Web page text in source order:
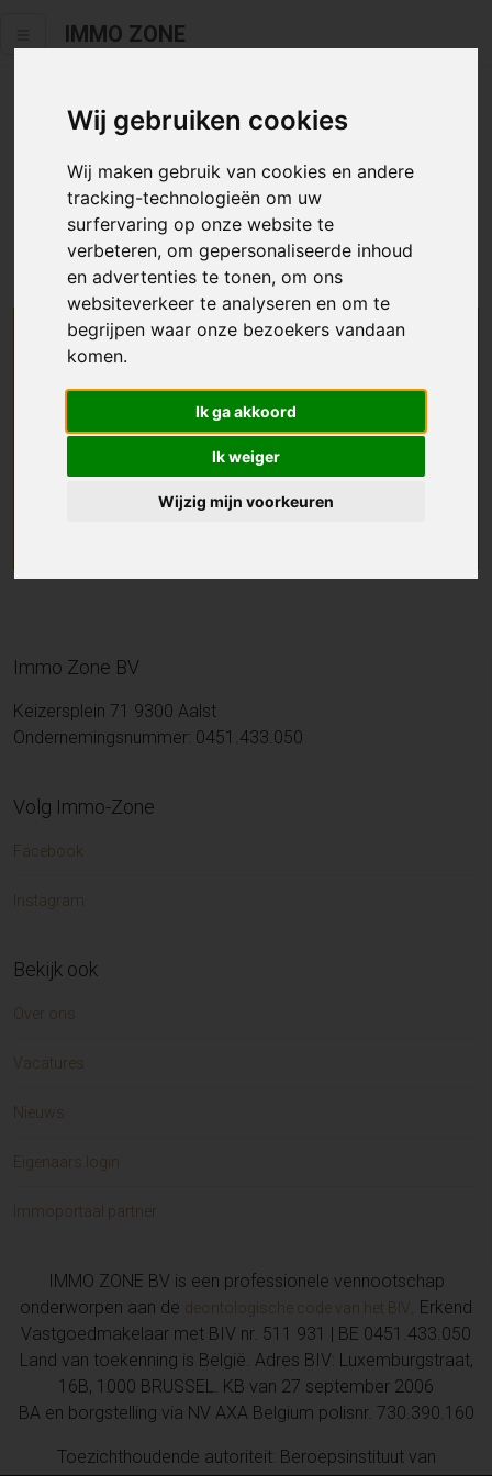
Wij gebruiken cookies
Wij maken gebruik van cookies en andere
tracking-technologieën om uw
surfervaring op onze website te
verbeteren, om gepersonaliseerde inhoud
en advertenties te tonen, om ons
websiteverkeer te analyseren en om te
begrijpen waar onze bezoekers vandaan
komen.
Ik ga akkoord
Ik weiger
Wijzig mijn voorkeuren
IMMO ZONE
Helaas staat dit zoekertje niet
meer online.
Neem zeker een kijkje in ons aanbod te koop
We helpen u graag zoeken
Maak hier een zoekprofiel aan en we houden u op
de hoogte van passend aanbod.
Immo Zone BV
Keizersplein 71 9300 Aalst
Ondernemingsnummer: 0451.433.050
Volg Immo-Zone
Facebook
Instagram
Bekijk ook
Over ons
Vacatures
Nieuws
Eigenaars login
Immoportaal partner
IMMO ZONE BV is een professionele vennootschap
onderworpen aan de deontologische code van het BIV. Erkend
Vastgoedmakelaar met BIV nr. 511 931 | BE 0451.433.050
Land van toekenning is België. Adres BIV: Luxemburgstraat,
16B, 1000 BRUSSEL. KB van 27 september 2006
BA en borgstelling via NV AXA Belgium polisnr. 730.390.160
Toezichthoudende autoriteit: Beroepsinstituut van